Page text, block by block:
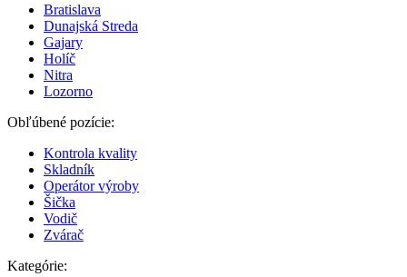
Bratislava
Dunajská Streda
Gajary
Holíč
Nitra
Lozorno
Obľúbené pozície:
Kontrola kvality
Skladník
Operátor výroby
Šička
Vodič
Zvárač
Kategórie: